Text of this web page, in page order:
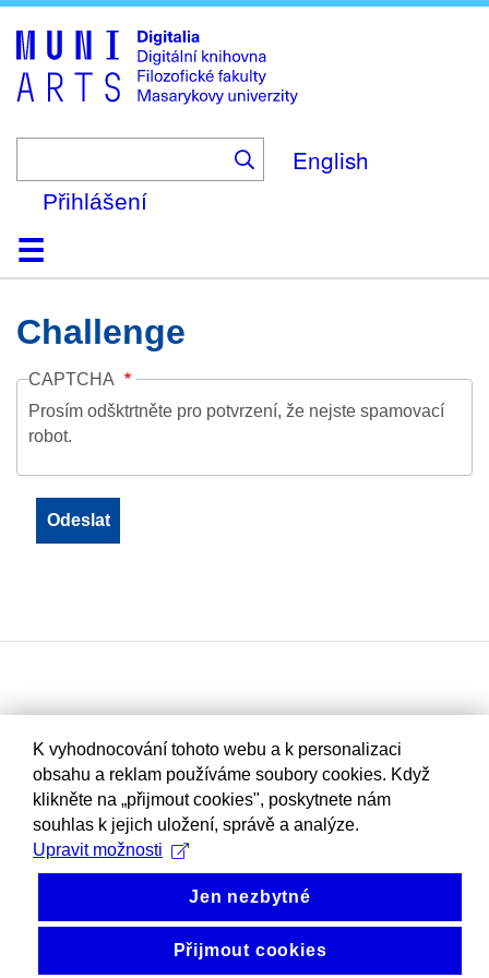
to
main
content
English
Přihlášení
DomůKolekce
Prohlížení
Vyhledávání
O platformě
Nápověda
KontaktDigitalia
Challenge
CAPTCHA
Prosím odšktrtněte pro potvrzení, že nejste spamovací
robot.
K vyhodnocování tohoto webu a k personalizaci
obsahu a reklam používáme soubory cookies. Když
klikněte na „přijmout cookies", poskytnete nám
souhlas k jejich uložení, správě a analýze.
Upravit možnosti
Jen nezbytné
Přijmout cookies